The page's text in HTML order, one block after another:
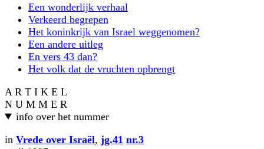
Een wonderlijk verhaal
Verkeerd begrepen
Het koninkrijk van Israel weggenomen?
Een andere uitleg
En vers 43 dan?
Het volk dat de vruchten opbrengt
A R T I K E L
N U M M E R
info over het nummer
in Vrede over Israël, jg.41 nr.3